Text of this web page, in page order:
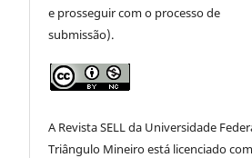
e prosseguir com o processo de
submissão).
A Revista SELL da Universidade
Triângulo Mineiro está licenciado